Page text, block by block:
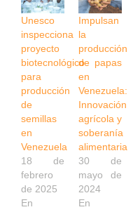
Unesco
inspecciona
proyecto
biotecnológico
para
producción
de
semillas
en
Venezuela
18 de
febrero
de 2025
En
Impulsan
la
producción
de papas
en
Venezuela:
Innovación
agrícola y
soberanía
alimentaria
30 de
mayo de
2024
En